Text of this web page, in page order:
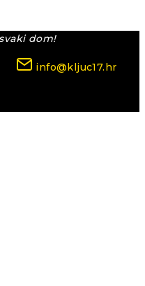
dom!
info@kljuc17.hr